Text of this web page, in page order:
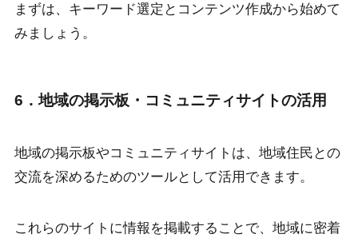
まずは、キーワード選定とコンテンツ作成から始めて
みましょう。
6．地域の掲示板・コミュニティサイトの活用
地域の掲示板やコミュニティサイトは、地域住民との
交流を深めるためのツールとして活用できます。
これらのサイトに情報を掲載することで、地域に密着